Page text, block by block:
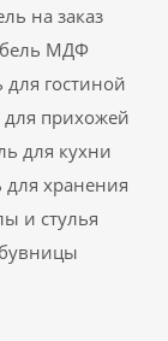
на заказ
МДФ
гостиной
прихожей
для кухни
хранения
и стулья